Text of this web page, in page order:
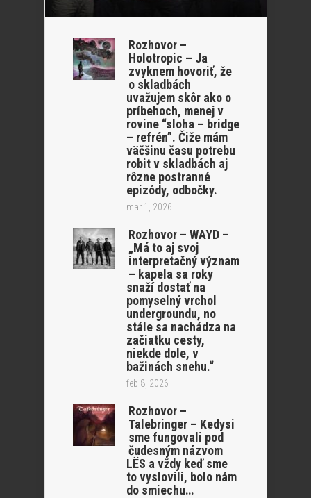
Rozhovor –
Holotropic – Ja
zvyknem hovoriť, že
o skladbách
uvažujem skôr ako o
príbehoch, menej v
rovine “sloha – bridge
– refrén”. Čiže mám
väčšinu času potrebu
robit v skladbách aj
rôzne postranné
epizódy, odbočky.
mar 1, 2026
Rozhovor – WAYD –
„Má to aj svoj
interpretačný význam
– kapela sa roky
snaží dostať na
pomyselný vrchol
undergroundu, no
stále sa nachádza na
začiatku cesty,
niekde dole, v
bažinách snehu.“
feb 8, 2026
Rozhovor –
Talebringer – Kedysi
sme fungovali pod
čudesným názvom
LËS a vždy keď sme
to vyslovili, bolo nám
do smiechu…